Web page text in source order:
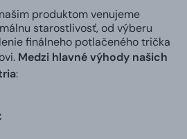
produktom venujeme
starostlivosť, od výberu
finálneho potlačeného trička
Medzi hlavné výhody našich
: